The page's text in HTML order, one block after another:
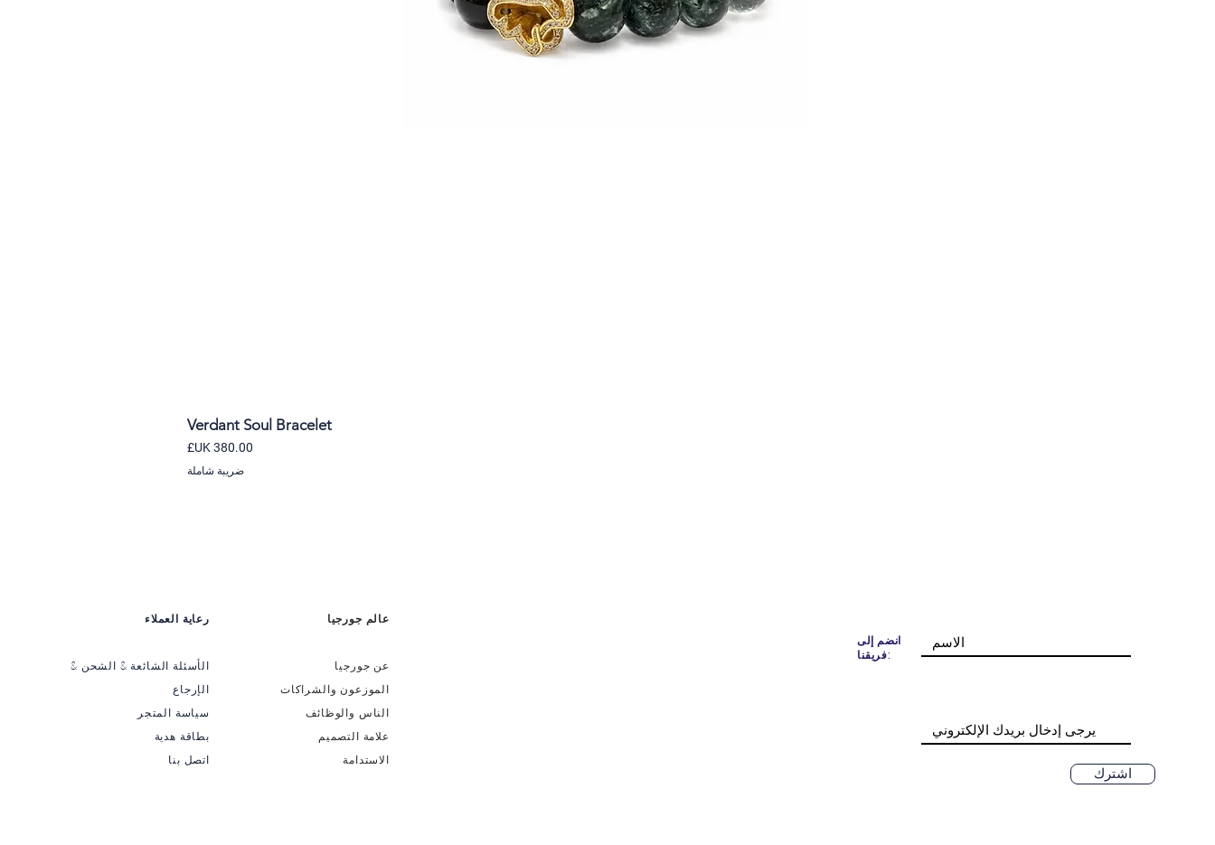
Verdant Soul Bracelet
السعر
ضريبة شاملة
رعاية العملاء
الأسئلة الشائعة & الشحن &
الإرجاع
سياسة المتجر
بطاقة هدية
اتصل بنا
عالم جورجيا
عن جورجيا
الموزعون والشراكات
الناس والوظائف
علامة التصميم
الاستدامة
انضم إلى
فريقنا:
اشترك